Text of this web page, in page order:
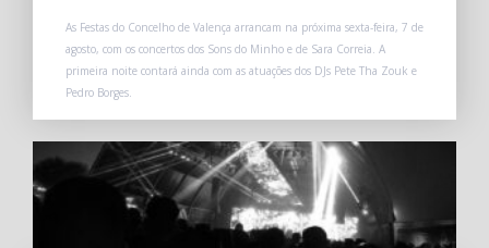
As Festas do Concelho de Valença arrancam na próxima sexta-feira, 7 de
agosto, com os concertos dos Sons do Minho e de Sara Correia. A
primeira noite contará ainda com as atuações dos DJs Pete Tha Zouk e
Pedro Borges.